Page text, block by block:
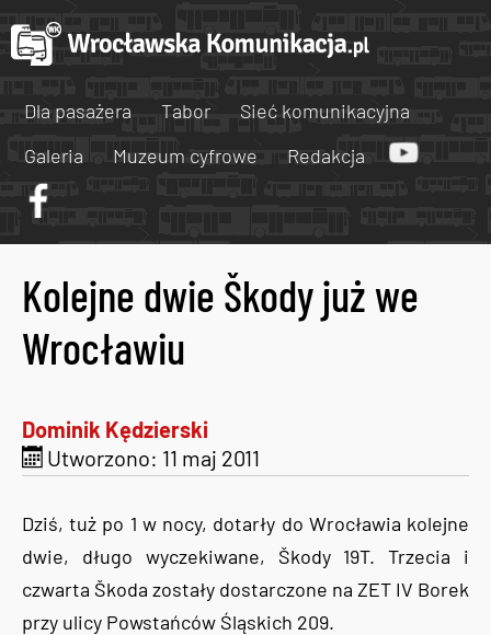
Dla pasażera Tabor
Sieć komunikacyjna
Galeria
Muzeum cyfrowe Redakcja
Kolejne dwie Škody już we
Wrocławiu
Dominik Kędzierski
Utworzono: 11 maj 2011
Dziś, tuż po 1 w nocy, dotarły do Wrocławia kolejne
dwie, długo wyczekiwane, Škody 19T. Trzecia i
czwarta Škoda zostały dostarczone na ZET IV Borek
przy ulicy Powstańców Śląskich 209.